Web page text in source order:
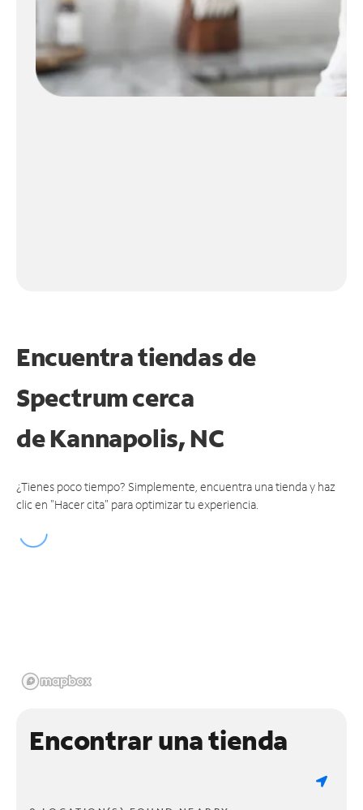
Encuentra tiendas de
Spectrum cerca
deKannapolis, NC
¿Tienes poco tiempo? Simplemente, encuentra una tienda y haz
clic en "Hacer cita" para optimizar tu experiencia.
Encontrar una tienda